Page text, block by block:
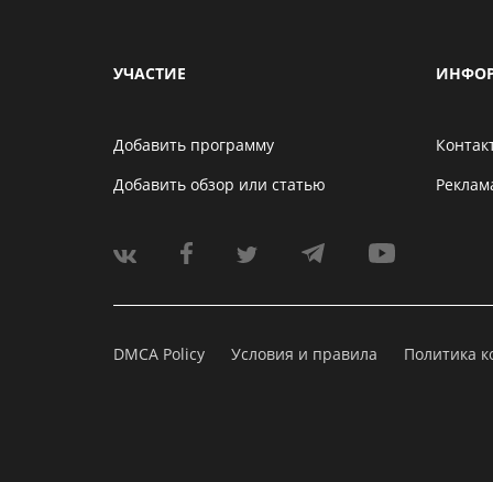
УЧАСТИЕ
Добавить программу
Добавить обзор или статью
DMCA Policy Условия и правила Политика